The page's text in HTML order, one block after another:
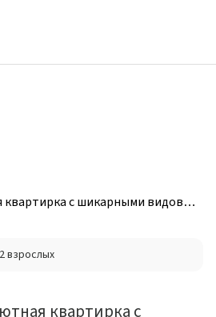
квартирка с шикарными видовым
взрослых
квартирка с